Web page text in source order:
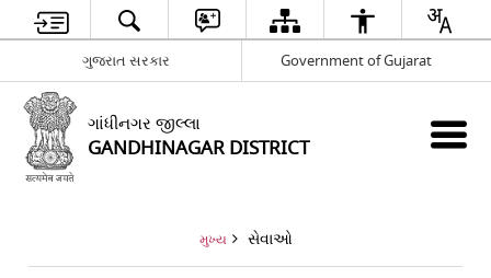
ગુજરાત સરકાર Government of Gujarat
ગાંધીનગર જીલ્લા
GANDHINAGAR DISTRICT
મુખ્ય સેવાઓ